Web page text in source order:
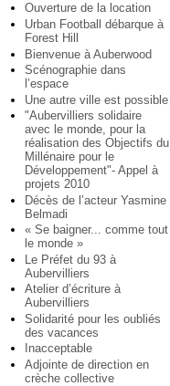
Ouverture de la location
Urban Football débarque à
Forest Hill
Bienvenue à Auberwood
Scénographie dans
l’espace
Une autre ville est possible
"Aubervilliers solidaire
avec le monde, pour la
réalisation des Objectifs du
Millénaire pour le
Développement"- Appel à
projets 2010
Décès de l’acteur Yasmine
Belmadi
« Se baigner... comme tout
le monde »
Le Préfet du 93 à
Aubervilliers
Atelier d’écriture à
Aubervilliers
Solidarité pour les oubliés
des vacances
Inacceptable
Adjointe de direction en
crèche collective